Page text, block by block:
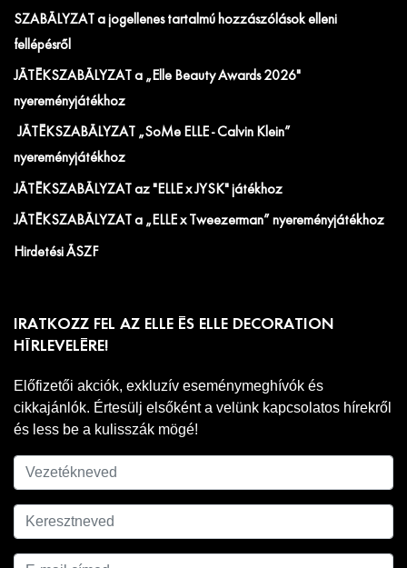
SZABÁLYZAT a jogellenes tartalmú hozzászólások elleni
fellépésről
JÁTÉKSZABÁLYZAT a „Elle Beauty Awards 2026"
nyereményjátékhoz
JÁTÉKSZABÁLYZAT „SoMe ELLE - Calvin Klein”
nyereményjátékhoz
JÁTÉKSZABÁLYZAT az "ELLE x JYSK" játékhoz
JÁTÉKSZABÁLYZAT a „ELLE x Tweezerman” nyereményjátékhoz
Hirdetési ÁSZF
IRATKOZZ FEL AZ ELLE ÉS ELLE DECORATION
HÍRLEVELÉRE!
Előfizetői akciók, exkluzív eseménymeghívók és
cikkajánlók. Értesülj elsőként a velünk kapcsolatos hírekről
és less be a kulisszák mögé!